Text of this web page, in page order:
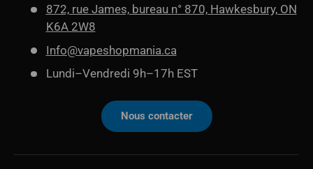
872, rue James, bureau n° 870, Hawkesbury, ON
K6A 2W8
Info@vapeshopmania.ca
Lundi–Vendredi 9h–17h EST
Nous contacter